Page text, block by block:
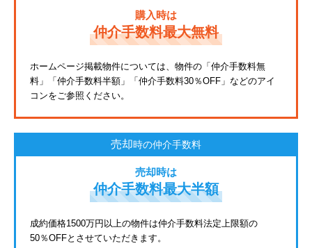
購入時は
仲介手数料最大無料
ホームページ掲載物件については、物件の「仲介手数料無
料」「仲介手数料半額」「仲介手数料30％OFF」などのアイ
コンをご参照ください。
売却時の仲介手数料
売却時は
仲介手数料最大半額
成約価格1500万円以上の物件は仲介手数料法定上限額の
50％OFFとさせていただきます。